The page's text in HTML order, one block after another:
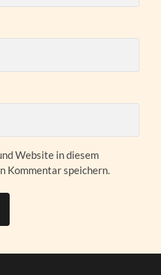
Website in diesem
Kommentar speichern.